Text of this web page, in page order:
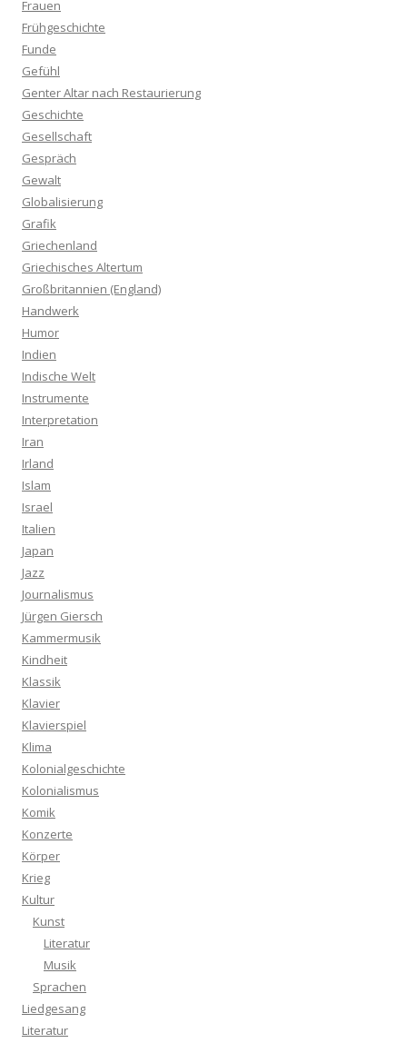
Frauen
Frühgeschichte
Funde
Gefühl
Genter Altar nach Restaurierung
Geschichte
Gesellschaft
Gespräch
Gewalt
Globalisierung
Grafik
Griechenland
Griechisches Altertum
Großbritannien (England)
Handwerk
Humor
Indien
Indische Welt
Instrumente
Interpretation
Iran
Irland
Islam
Israel
Italien
Japan
Jazz
Journalismus
Jürgen Giersch
Kammermusik
Kindheit
Klassik
Klavier
Klavierspiel
Klima
Kolonialgeschichte
Kolonialismus
Komik
Konzerte
Körper
Krieg
Kultur
Kunst
Literatur
Musik
Sprachen
Liedgesang
Literatur